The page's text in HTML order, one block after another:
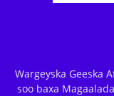
Wargeyska Geeska
soo baxa